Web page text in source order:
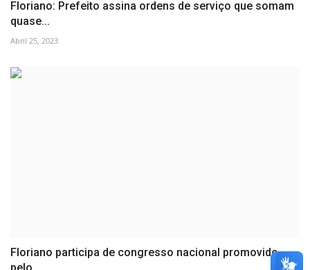
Floriano: Prefeito assina ordens de serviço que somam
quase...
Abril 25, 2023
Floriano participa de congresso nacional promovido